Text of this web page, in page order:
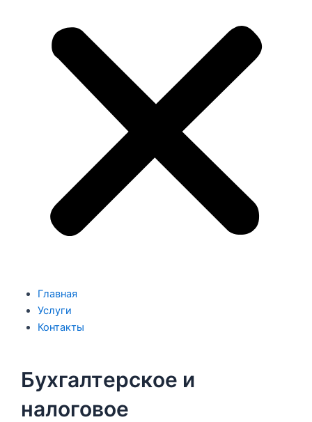
Главная
Услуги
Контакты
Бухгалтepcкoе и
налоговое